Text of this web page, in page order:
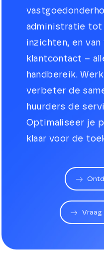
administratie
inzichten, en
klantcontact –
handbereik.
verbeter de
huurders de
Optimaliseer je
klaar voor de
Vraag